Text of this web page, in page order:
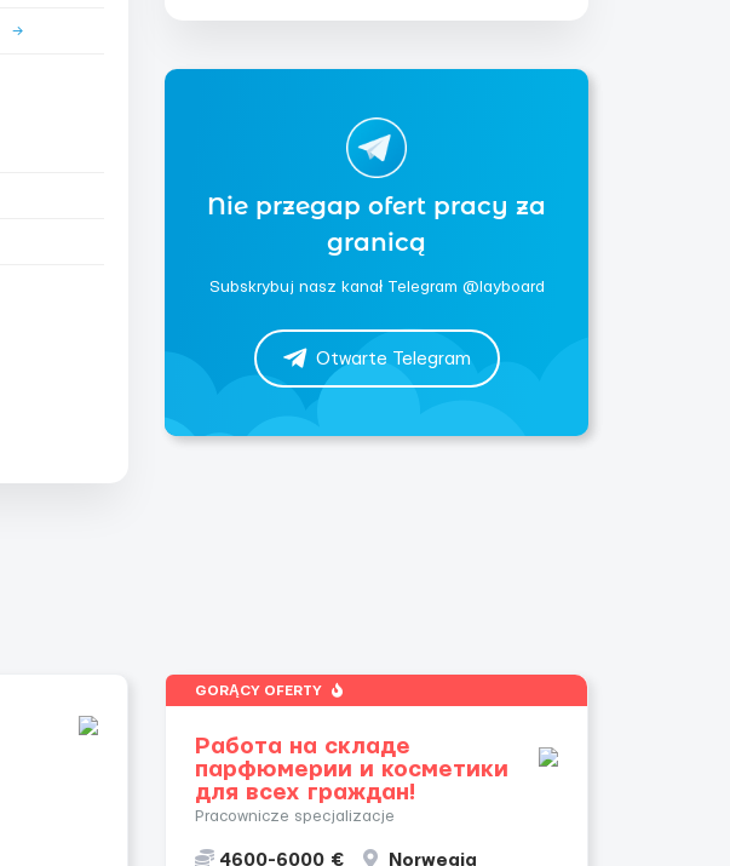
→
Nie przegap ofert pracy za
granicą
Subskrybuj nasz kanał Telegram @layboard
Otwarte Telegram
GORĄCY OFERTY
Работа на складе
парфюмерии и косметики
для всех граждан!
Pracownicze specjalizacje
4600-6000 € Norwegia